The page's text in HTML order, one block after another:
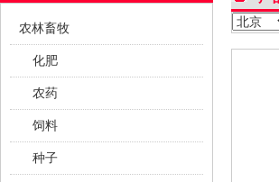
农林畜牧
化肥
农药
饲料
种子